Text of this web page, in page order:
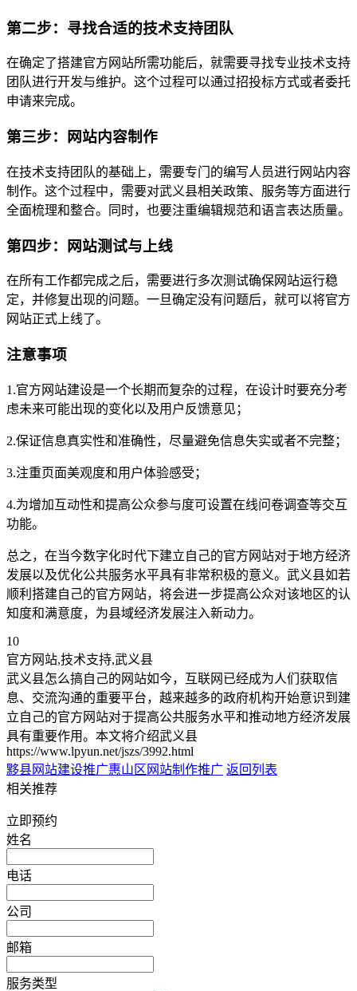
第二步：寻找合适的技术支持团队
在确定了搭建官方网站所需功能后，就需要寻找专业技术支持
团队进行开发与维护。这个过程可以通过招投标方式或者委托
申请来完成。
第三步：网站内容制作
在技术支持团队的基础上，需要专门的编写人员进行网站内容
制作。这个过程中，需要对武义县相关政策、服务等方面进行
全面梳理和整合。同时，也要注重编辑规范和语言表达质量。
第四步：网站测试与上线
在所有工作都完成之后，需要进行多次测试确保网站运行稳
定，并修复出现的问题。一旦确定没有问题后，就可以将官方
网站正式上线了。
注意事项
1.官方网站建设是一个长期而复杂的过程，在设计时要充分考
虑未来可能出现的变化以及用户反馈意见；
2.保证信息真实性和准确性，尽量避免信息失实或者不完整；
3.注重页面美观度和用户体验感受；
4.为增加互动性和提高公众参与度可设置在线问卷调查等交互
功能。
总之，在当今数字化时代下建立自己的官方网站对于地方经济
发展以及优化公共服务水平具有非常积极的意义。武义县如若
顺利搭建自己的官方网站，将会进一步提高公众对该地区的认
知度和满意度，为县域经济发展注入新动力。
10
官方网站,技术支持,武义县
武义县怎么搞自己的网站如今，互联网已经成为人们获取信
息、交流沟通的重要平台，越来越多的政府机构开始意识到建
立自己的官方网站对于提高公共服务水平和推动地方经济发展
具有重要作用。本文将介绍武义县
https://www.lpyun.net/jszs/3992.html
黟县网站建设推广惠山区网站制作推广 返回列表
相关推荐
立即预约
姓名
电话
公司
邮箱
服务类型